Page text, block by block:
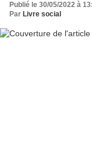
Publié le 30/05/2022 à
Par Livre social